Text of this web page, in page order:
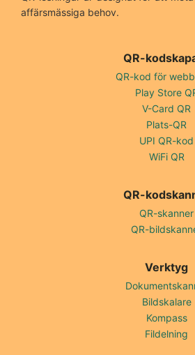
affärsmässiga behov.
QR-
QR-kod för
Play Store
V-Card QR
Plats-QR
UPI QR-kod
WiFi QR
QR-
QR-skanner
QR-
Verktyg
Bildskalare
Kompass
Fildelning